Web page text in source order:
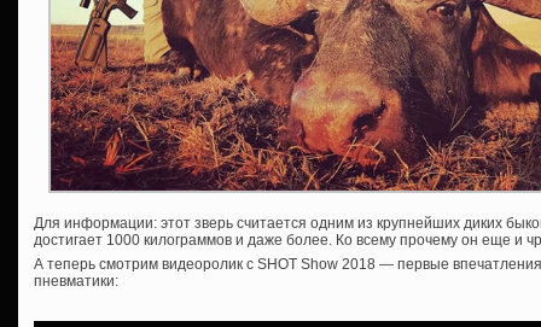
Для информации: этот зверь считается одним из крупнейших диких
достигает 1000 килограммов и даже более. Ко всему прочему он еще и
А теперь смотрим видеоролик с SHOT Show 2018 — первые
пневматики: